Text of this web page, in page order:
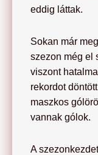
eddig láttak.
Sokan már
szezon még el
viszont
rekordot
maszkos
vannak gólok.
A